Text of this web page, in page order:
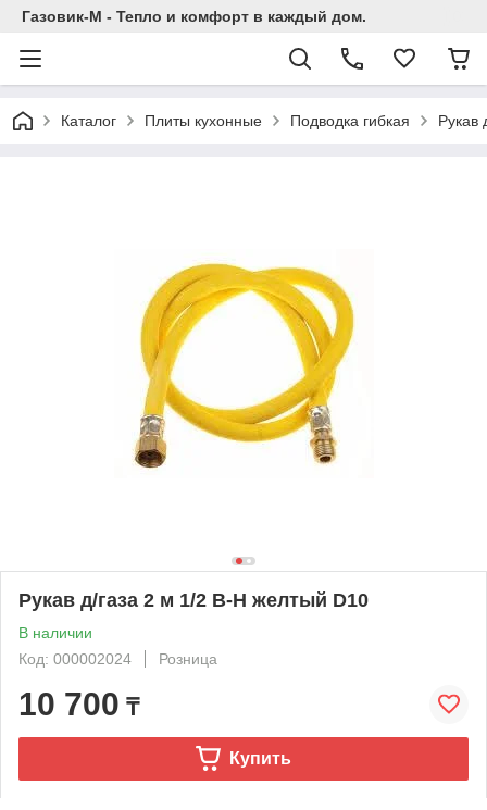
Газовик-М - Тепло и комфорт в каждый дом.
Каталог Плиты кухонные Подводка гибкая Рукав
Рукав д/газа 2 м 1/2 В-Н желтый D10
В наличии
Код: 000002024
Розница
10 700 ₸
Купить